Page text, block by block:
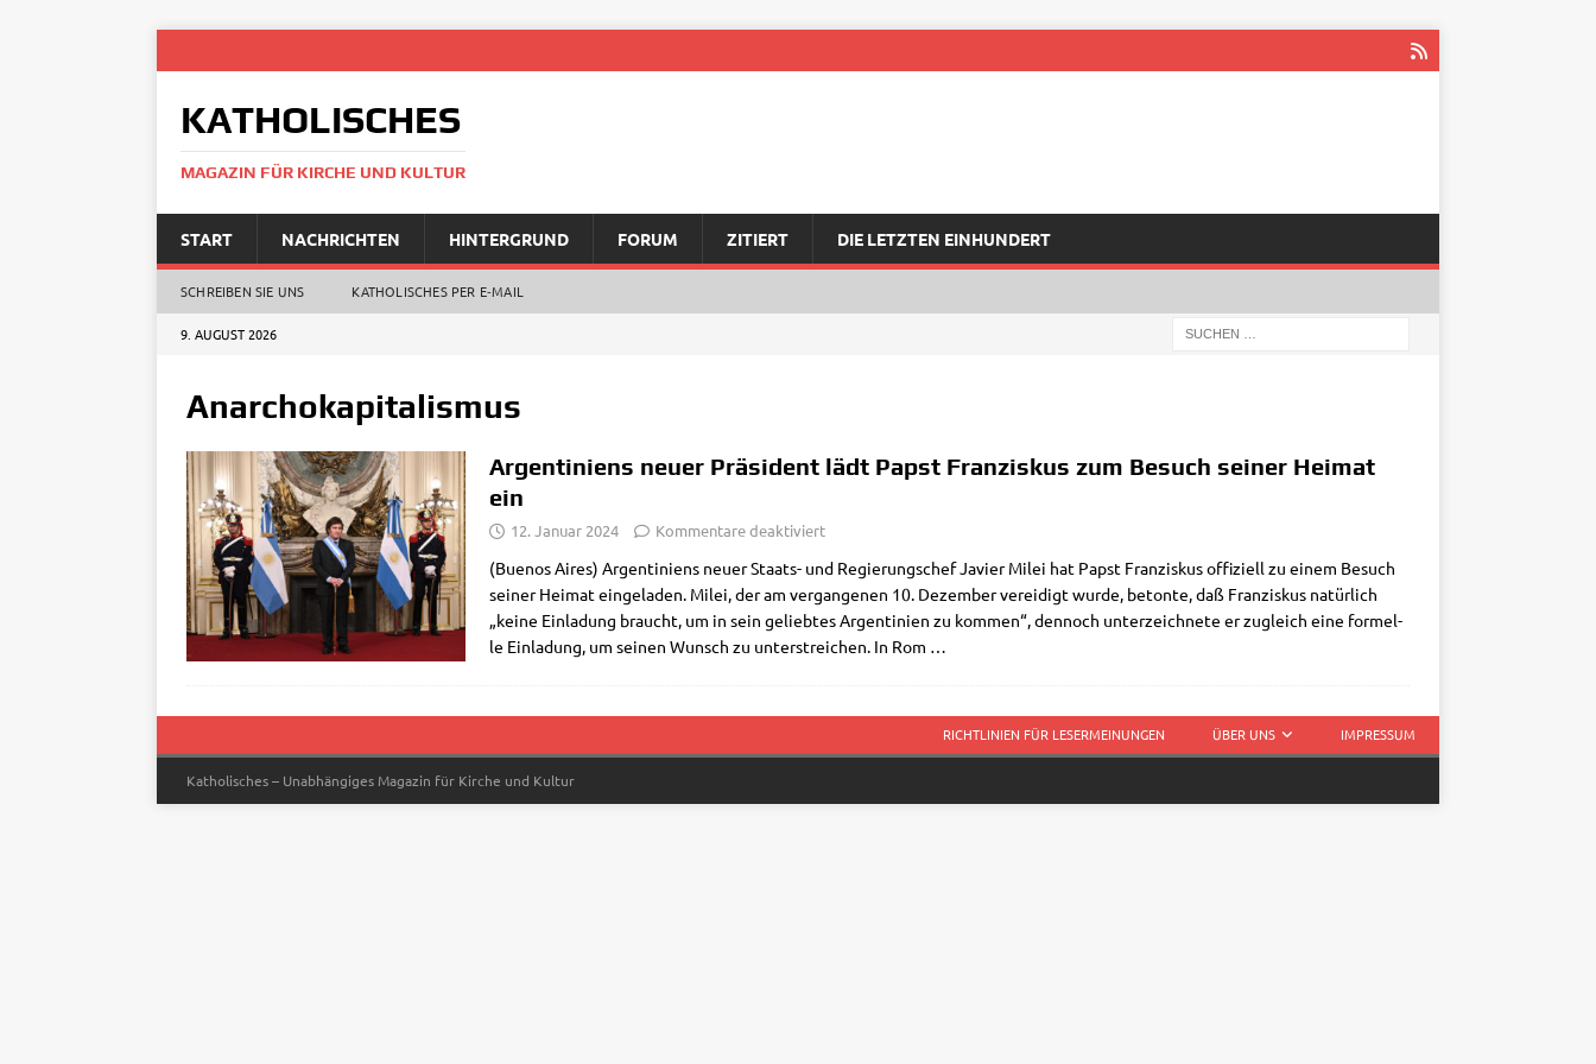
KATHOLISCHES
MAGAZIN FÜR KIRCHE UND KULTUR
START NACHRICHTEN HINTERGRUND FORUM ZITIERT DIE LETZTEN EINHUNDERT
SCHREIBEN SIE UNS KATHOLISCHES PER E‑MAIL
9. AUGUST 2026
Anarchokapitalismus
Argentiniens neuer Präsident lädt Papst Franziskus zum Besuch seiner Heimat
ein
12. Januar 2024 Kommentare deaktiviert
(Bue­nos Aires) Argen­ti­ni­ens neu­er Staats- und Regie­rungs­chef Javier Milei hat Papst Fran­zis­kus offi­zi­ell zu einem Besuch
sei­ner Hei­mat ein­ge­la­den. Milei, der am ver­gan­ge­nen 10. Dezem­ber ver­ei­digt wur­de, beton­te, daß Fran­zis­kus natür­lich
„kei­ne Ein­la­dung braucht, um in sein gelieb­tes Argen­ti­ni­en zu kom­men“, den­noch unter­zeich­ne­te er zugleich eine for­mel­
le Ein­la­dung, um sei­nen Wunsch zu unter­strei­chen. In Rom …
RICHTLINIEN FÜR LESERMEINUNGEN ÜBER UNS IMPRESSUM
Katholisches – Unabhängiges Magazin für Kirche und Kultur